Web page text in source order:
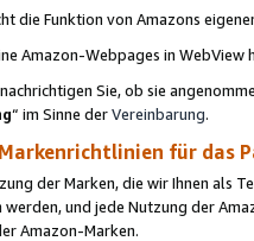
die Funktion von Amazons
Amazon-Webpages in WebView
Sie, ob sie
“ im Sinne derVereinbarung.
Markenrichtlinien für das
der Marken, die wir Ihnen als
und jede Nutzung der
Amazon-Marken.